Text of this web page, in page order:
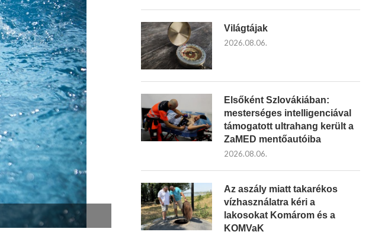
Világtájak
2026.08.06.
Elsőként Szlovákiában:
mesterséges intelligenciával
támogatott ultrahang került a
ZaMED mentőautóiba
2026.08.06.
Az aszály miatt takarékos
vízhasználatra kéri a
lakosokat Komárom és a
KOMVaK